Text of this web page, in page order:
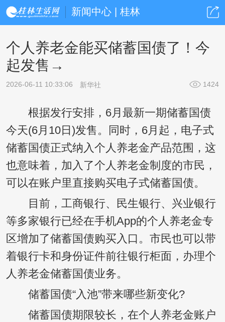
新闻中心 | 桂林
个人养老金能买储蓄国债了！今
起发售→
2026-06-11 10:33:06 新华社 1424
根据发行安排，6月最新一期储蓄国债
今天(6月10日)发售。同时，6月起，电子式
储蓄国债正式纳入个人养老金产品范围，这
也意味着，加入了个人养老金制度的市民，
可以在账户里直接购买电子式储蓄国债。
目前，工商银行、民生银行、兴业银行
等多家银行已经在手机App的个人养老金专
区增加了储蓄国债购买入口。市民也可以带
着银行卡和身份证件前往银行柜面，办理个
人养老金储蓄国债业务。
储蓄国债“入池”带来哪些新变化?
储蓄国债期限较长，在个人养老金账户